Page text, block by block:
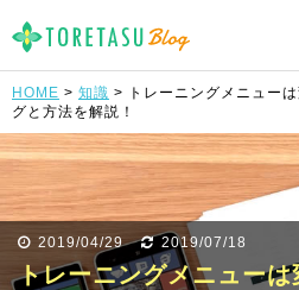
HOME > 知識 > トレーニングメニュー
グと方法を解説！
2019/04/29 2019/07/18
トレーニングメニュー